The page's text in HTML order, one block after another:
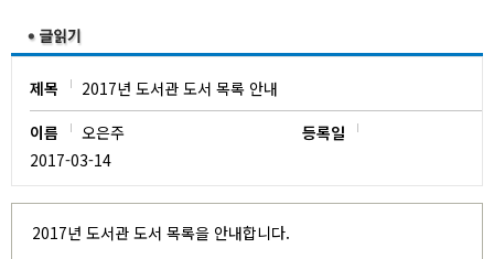
제목
2017년 도서관 도서 목록 안내
이름
오은주
등록일
2017-03-14
2017년 도서관 도서 목록을 안내합니다.